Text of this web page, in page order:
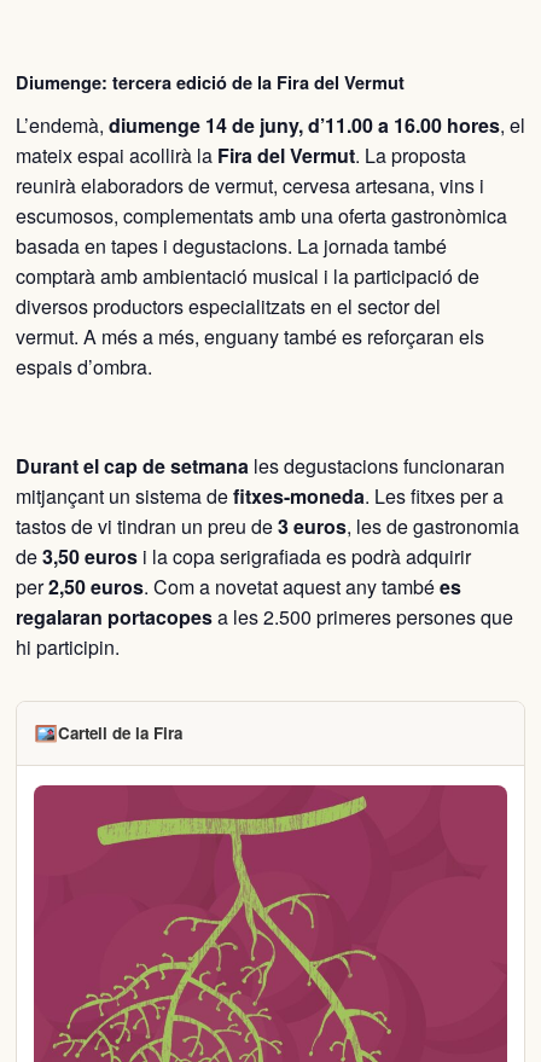
Diumenge: tercera edició de la Fira del Vermut
L’endemà, diumenge 14 de juny, d’11.00 a 16.00 hores, el
mateix espai acollirà la Fira del Vermut. La proposta
reunirà elaboradors de vermut, cervesa artesana, vins i
escumosos, complementats amb una oferta gastronòmica
basada en tapes i degustacions. La jornada també
comptarà amb ambientació musical i la participació de
diversos productors especialitzats en el sector del
vermut. A més a més, enguany també es reforçaran els
espais d’ombra.
Durant el cap de setmana les degustacions funcionaran
mitjançant un sistema defitxes-moneda. Les fitxes per a
tastos de vi tindran un preu de3 euros, les de gastronomia
de3,50 euros i la copa serigrafiada es podrà adquirir
per2,50 euros. Com a novetat aquest any tambées
regalaran portacopesa les 2.500 primeres persones que
hi participin.
Cartell de la Fira